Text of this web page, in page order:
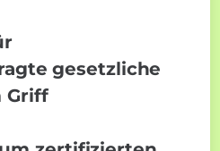
gesetzliche
Griff